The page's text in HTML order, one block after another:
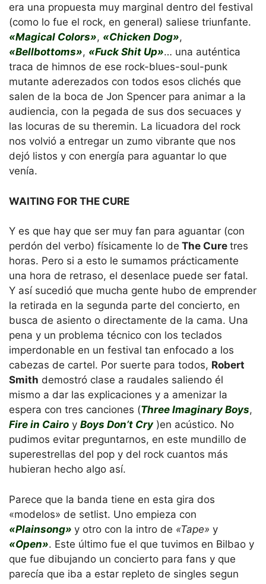
era una propuesta muy marginal dentro del festival
(como lo fue el rock, en general) saliese triunfante.
«Magical Colors», «Chicken Dog»,
«Bellbottoms», «Fuck Shit Up»… una auténtica
traca de himnos de ese rock-blues-soul-punk
mutante aderezados con todos esos clichés que
salen de la boca de Jon Spencer para animar a la
audiencia, con la pegada de sus dos secuaces y
las locuras de su theremin. La licuadora del rock
nos volvió a entregar un zumo vibrante que nos
dejó listos y con energía para aguantar lo que
venía.
WAITING FOR THE CURE
Y es que hay que ser muy fan para aguantar (con
perdón del verbo) físicamente lo de The Cure tres
horas. Pero si a esto le sumamos prácticamente
una hora de retraso, el desenlace puede ser fatal.
Y así sucedió que mucha gente hubo de emprender
la retirada en la segunda parte del concierto, en
busca de asiento o directamente de la cama. Una
pena y un problema técnico con los teclados
imperdonable en un festival tan enfocado a los
cabezas de cartel. Por suerte para todos, Robert
Smith demostró clase a raudales saliendo él
mismo a dar las explicaciones y a amenizar la
espera con tres canciones (Three Imaginary Boys,
Fire in Cairo y Boys Don’t Cry)en acústico. No
pudimos evitar preguntarnos, en este mundillo de
superestrellas del pop y del rock cuantos más
hubieran hecho algo así.
Parece que la banda tiene en esta gira dos
«modelos» de setlist. Uno empieza con
«Plainsong» y otro con la intro de «Tape» y
«Open». Este último fue el que tuvimos en Bilbao y
que fue dibujando un concierto para fans y que
parecía que iba a estar repleto de singles segun